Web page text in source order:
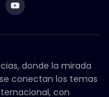
donde la mirada
conectan los temas
con